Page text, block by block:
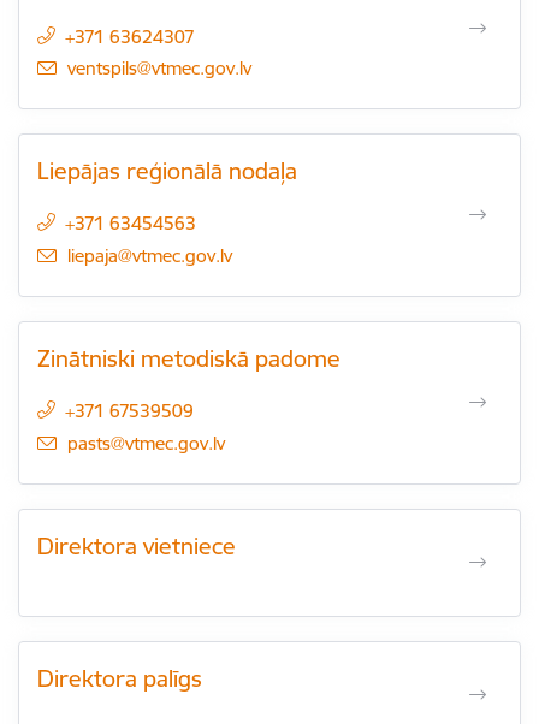
+371 63624307
E-pasts:
ventspils@vtmec.gov.lv
Liepājas reģionālā nodaļa
+371 63454563
E-pasts:
liepaja@vtmec.gov.lv
Zinātniski metodiskā padome
+371 67539509
E-pasts:
pasts@vtmec.gov.lv
Direktora vietniece
Direktora palīgs